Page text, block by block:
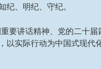
纪、明纪、守纪。
要讲话精神、党的二十
实际行动为中国式现代